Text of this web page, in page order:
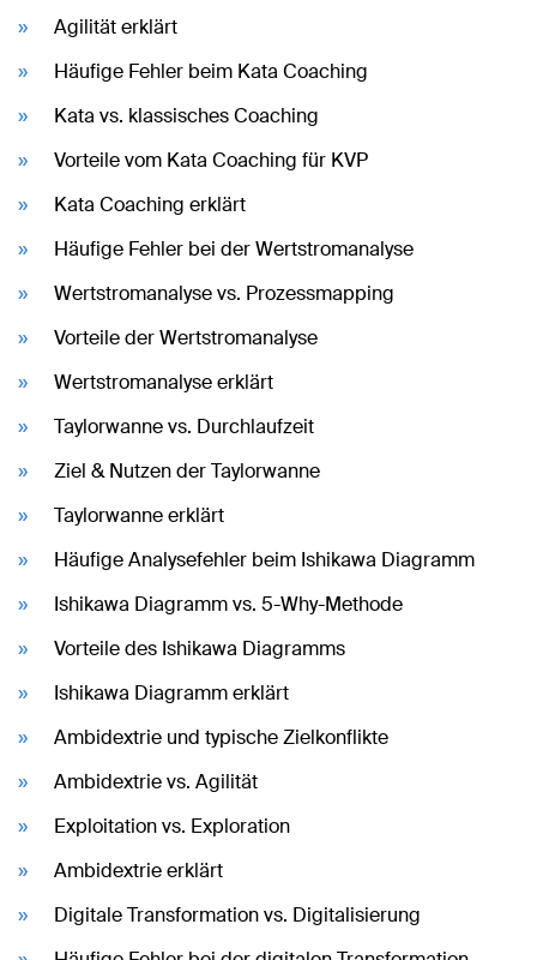
Agilität erklärt
Häufige Fehler beim Kata Coaching
Kata vs. klassisches Coaching
Vorteile vom Kata Coaching für KVP
Kata Coaching erklärt
Häufige Fehler bei der Wertstromanalyse
Wertstromanalyse vs. Prozessmapping
Vorteile der Wertstromanalyse
Wertstromanalyse erklärt
Taylorwanne vs. Durchlaufzeit
Ziel & Nutzen der Taylorwanne
Taylorwanne erklärt
Häufige Analysefehler beim Ishikawa Diagramm
Ishikawa Diagramm vs. 5-Why-Methode
Vorteile des Ishikawa Diagramms
Ishikawa Diagramm erklärt
Ambidextrie und typische Zielkonflikte
Ambidextrie vs. Agilität
Exploitation vs. Exploration
Ambidextrie erklärt
Digitale Transformation vs. Digitalisierung